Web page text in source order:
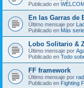
Publicado en
En las Garras de
Último mensaje por
Publicado en Más
Lobo Solitario &
Último mensaje por
Publicado en Todo
FF framework
Último mensaje por
Publicado en Fighting